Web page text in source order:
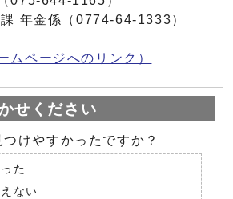
年金係（0774-64-1333）
ムページへのリンク）
せください
けやすかったですか？
た
ない